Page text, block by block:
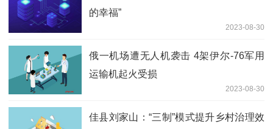
的幸福”
2023-08-30
俄一机场遭无人机袭击 4架伊尔-76军用
运输机起火受损
2023-08-30
佳县刘家山：“三制”模式提升乡村治理效